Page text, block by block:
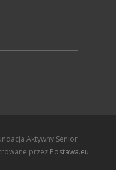
Aktywny Senior
przez Postawa.eu